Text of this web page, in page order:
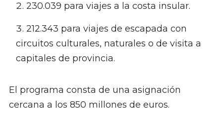
230.039 para viajes a la costa insular.
212.343 para viajes de escapada con
circuitos culturales, naturales o de visita a
capitales de provincia.
El programa consta de una asignación
cercana a los 850 millones de euros.